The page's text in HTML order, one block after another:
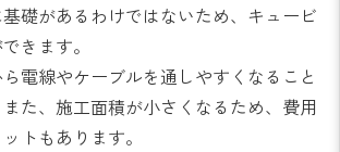
礎があるわけではないため、キュービ
きます。
電線やケーブルを通しやすくなること
た、施工面積が小さくなるため、費用
トもあります。